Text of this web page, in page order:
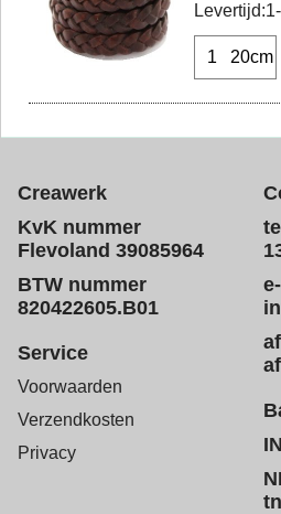
Levertijd:
20cm
Creawerk
KvK nummer
Flevoland 39085964
BTW nummer
820422605.B01
Service
Voorwaarden
Verzendkosten
Privacy